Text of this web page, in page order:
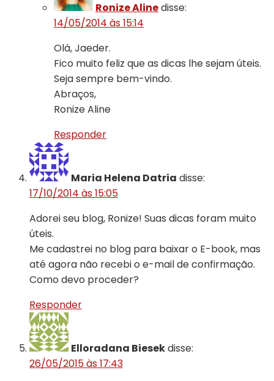
Ronize Alinedisse:
14/05/2014 às 15:14
Olá, Jaeder.
Fico muito feliz que as dicas lhe sejam úteis.
Seja sempre bem-vindo.
Abraços,
Ronize Aline
Responder
Maria Helena Datria disse:
17/10/2014 às 15:05
Adorei seu blog, Ronize! Suas dicas foram muito
úteis.
Me cadastrei no blog para baixar o E-book, mas
até agora não recebi o e-mail de confirmação.
Como devo proceder?
Responder
Elloradana Biesekdisse:
26/05/2015 às 17:43